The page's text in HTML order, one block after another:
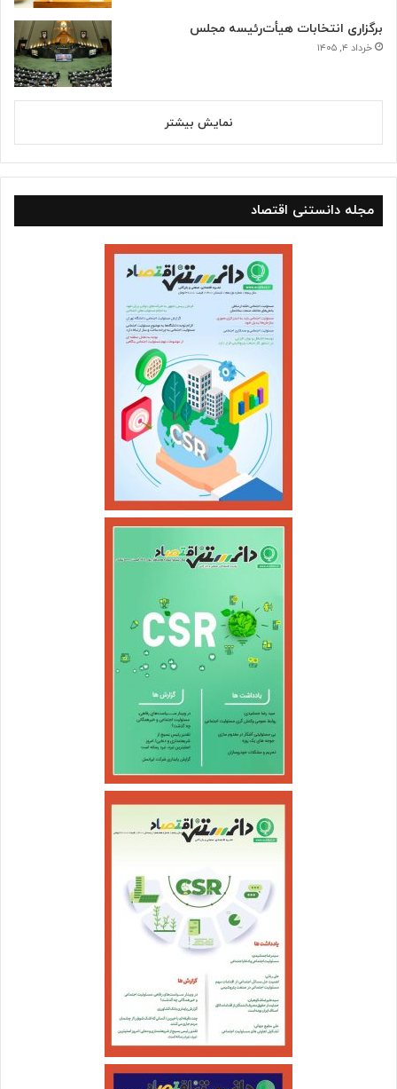
برگزاری انتخابات هیأت‌رئیسه مجلس
خرداد ۴, ۱۴۰۵
نمایش بیشتر
مجله دانستنی اقتصاد